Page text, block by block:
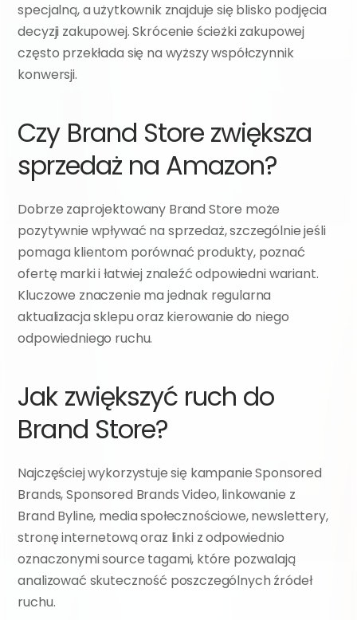
specjalną, a użytkownik znajduje się blisko podjęcia
decyzji zakupowej. Skrócenie ścieżki zakupowej
często przekłada się na wyższy współczynnik
konwersji.
Czy Brand Store zwiększa
sprzedaż na Amazon?
Dobrze zaprojektowany Brand Store może
pozytywnie wpływać na sprzedaż, szczególnie jeśli
pomaga klientom porównać produkty, poznać
ofertę marki i łatwiej znaleźć odpowiedni wariant.
Kluczowe znaczenie ma jednak regularna
aktualizacja sklepu oraz kierowanie do niego
odpowiedniego ruchu.
Jak zwiększyć ruch do
Brand Store?
Najczęściej wykorzystuje się kampanie Sponsored
Brands, Sponsored Brands Video, linkowanie z
Brand Byline, media społecznościowe, newslettery,
stronę internetową oraz linki z odpowiednio
oznaczonymi source tagami, które pozwalają
analizować skuteczność poszczególnych źródeł
ruchu.